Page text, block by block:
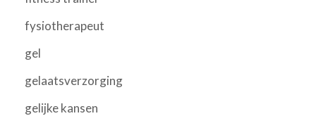
fysiotherapeut
gel
gelaatsverzorging
gelijke kansen